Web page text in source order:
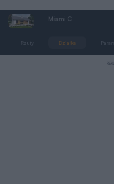
Miami C
Rzuty Działka